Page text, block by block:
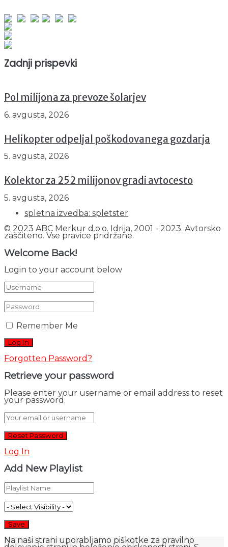
Zadnji prispevki
Pol milijona za prevoze šolarjev
6. avgusta, 2026
Helikopter odpeljal poškodovanega gozdarja
5. avgusta, 2026
Kolektor za 252 milijonov gradi avtocesto
5. avgusta, 2026
spletna izvedba: spletster
© 2023 ABC Merkur d.o.o. Idrija, 2001 - 2023. Avtorsko
zaščiteno. Vse pravice pridržane.
Welcome Back!
Login to your account below
Remember Me
Forgotten Password?
Retrieve your password
Please enter your username or email address to reset
your password.
Log In
Add New Playlist
Na naši strani uporabljamo piškotke za pravilno